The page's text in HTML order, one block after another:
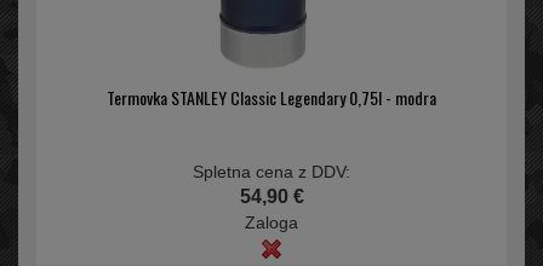
Termovka STANLEY Classic Legendary 0,75l - modra
Spletna cena z DDV:
54,90 €
Zaloga